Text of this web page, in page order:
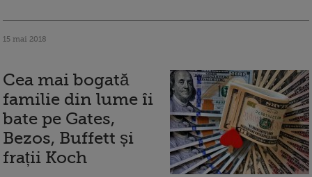
15 mai 2018
Cea mai bogată
familie din lume îi
bate pe Gates,
Bezos, Buffett și
frații Koch